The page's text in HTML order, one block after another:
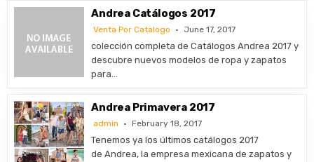
Andrea Catálogos 2017
Venta Por Catalogo June 17, 2017
colección completa de Catálogos Andrea 2017 y
descubre nuevos modelos de ropa y zapatos
para…
Andrea Primavera 2017
admin February 18, 2017
Tenemos ya los últimos catálogos 2017
de Andrea, la empresa mexicana de zapatos y